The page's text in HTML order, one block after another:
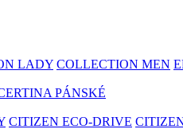
LADY COLLECTION MEN
PÁNSKÉ
CITIZEN ECO-DRIVE